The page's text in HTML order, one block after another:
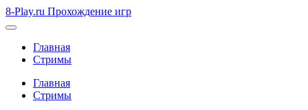
Skip
to
8-Play.ru Прохождение игр
Главная
Стримы
Главная
Стримы